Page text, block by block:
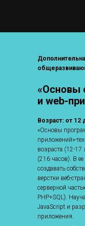
«Основы
и web-
Возраст: от 12
«Основы
приложений»-
возраста (12-17
(216 часов). В
создавать
верстки веб-
серверной
PHP+SQL).
JavaScript и
приложения.